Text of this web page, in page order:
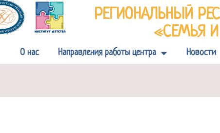
РЕГИОНАЛЬНЫЙ
«СЕМЬЯ
О нас Направления работы центра Новости